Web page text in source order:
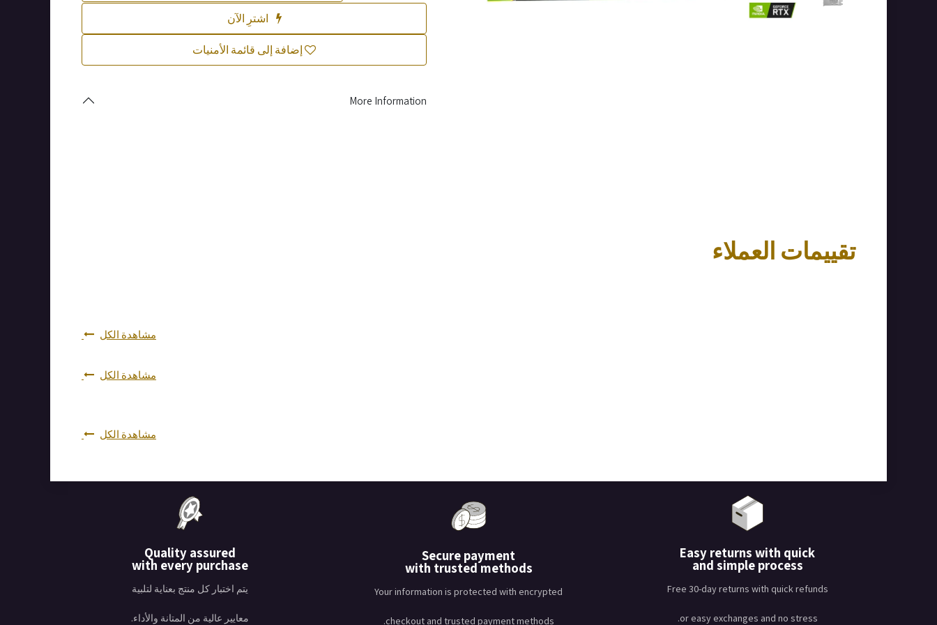
إضافة إلى قائمة الأمنيات
More Information
تقييمات العملاء
مشاهدة الكل
مشاهدة الكل
مشاهدة الكل
Easy returns with quick
and simple process
Free 30-day returns with quick refunds
or easy exchanges and no stress.
Secure payment
with trusted methods
Your information is protected with encrypted
checkout and trusted payment methods.
Quality assured
with every purchase
يتم اختبار كل منتج بعناية لتلبية
معايير عالية من المتانة والأداء.